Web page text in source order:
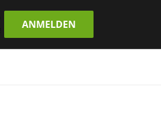
ANMELDEN